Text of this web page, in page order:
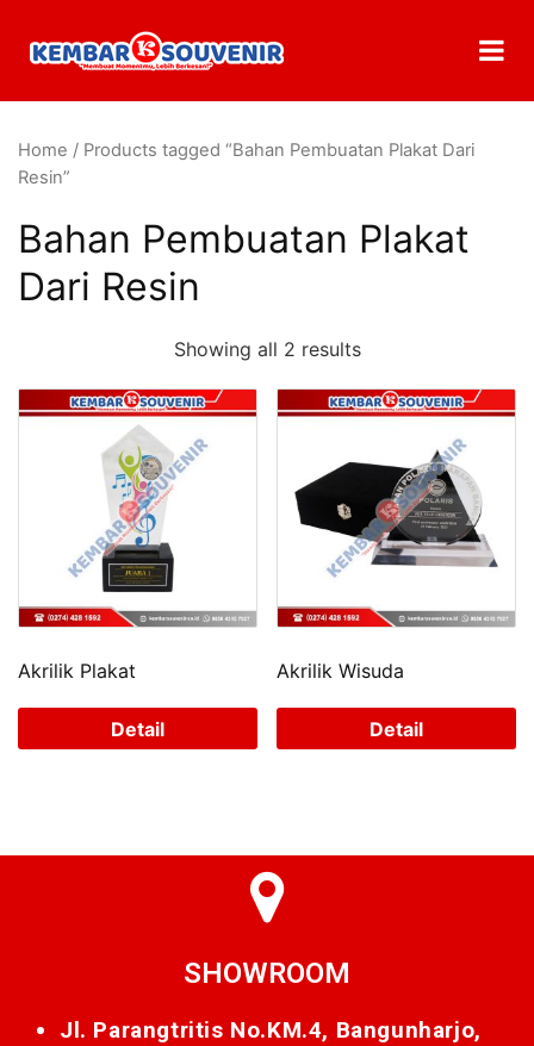
Home / Products tagged “Bahan Pembuatan Plakat Dari
Resin”
Bahan Pembuatan Plakat
Dari Resin
Showing all 2 results
Akrilik Plakat
Detail
Akrilik Wisuda
Detail
SHOWROOM
Jl. Parangtritis No.KM.4, Bangunharjo,